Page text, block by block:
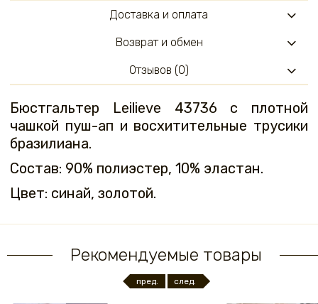
Бюстгальтер Leilieve 43736 с плотной
чашкой пуш-ап и восхитительные трусики
бразилиана.
Состав: 90% полиэстер, 10% эластан.
Цвет: синай, золотой.
Доставка и оплата
Возврат и обмен
Отзывов (0)
Рекомендуемые товары
пред. след.